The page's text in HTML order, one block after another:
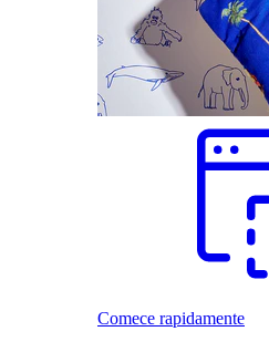
Comece rapidamente